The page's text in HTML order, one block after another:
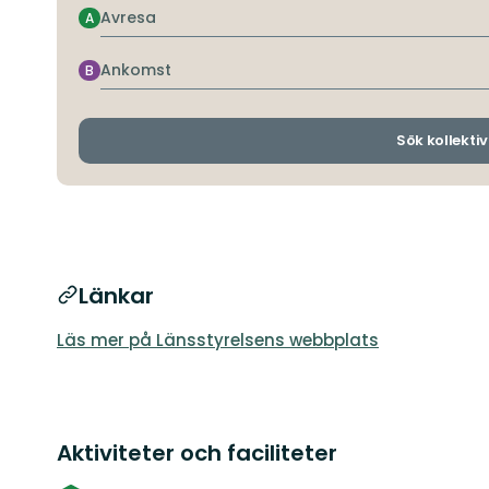
Avresa
A
Ankomst
B
Sök
Länkar
Läs mer på Länsstyrelsens webbplats
Aktiviteter och faciliteter